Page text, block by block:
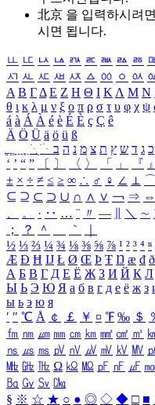
北京 을 입력하시려면
시면 됩니다.
ㅥ ㅦ ㅧ ㅨ ㅩ ㅪ ㅫ ㅬ ㅭ
ㅺ ㅻ ㅼ ㅽ ㅾ ㅿ ㆀ ㆁ ㆂ
Α Β ΓΔ Ε Ζ Η Θ Ι ΚΛ Μ Ν
θ ι κ λ μ ν ξ ο π ρ σ τ υ φ χ ψ
á à Á À é è É È ç Ç ê
Ä Ö Ü ä ö ü ß
ִֶֹ ֻּ ׁׂ כ ג ד ש ץ ת צ מ נ ה ב
‘ ’ “ ” 〔 〕 〈 〉 「 」 『 』
± × ÷ ≠ ≤ ≥ ∞ ∴ ♂ ♀ ∠ ⊥ ⌒
⊆ ⊇ ⊂ ⊃ ∪ ∩ ∧ ∨ ￢ ⇒ ⇔
、
。 · ‥ … ¨ 〃 ― ＼ ∼
；
？ ＾ ｀
½ ⅓ ⅔ ¼ ¾ ⅛ ⅜ ⅝ ⅞ ¹ ² ³ ⁴ ⁿ
Æ Ð Ħ Ĳ Ł Ø Œ Þ Ŧ Ŋ æ đ ð
А Б В Г Д Е Ё Ж З И Й К Л
Ы Ь Э Ю Я а б в г д е ё ж з
ы ь э ю я
′ ″ ℃ Å ￠ ￡ ￥ ¤ ℉ ‰ ＄
㎙ ㎚ ㎛ ㎜ ㎝ ㎞ ㎟ ㎠ ㎡
㎱ ㎲ ㎳ ㎴ ㎵ ㎶ ㎷ ㎸ ㎹
㎒ ㎓ ㎔ Ω ㏀ ㏁ ㎊ ㎋ ㎌ ㏖
㏃ ㏉ ㏜ ㏆
§ ※ ☆ ★ ○ ● ◎ ◇ ◆ □ ■